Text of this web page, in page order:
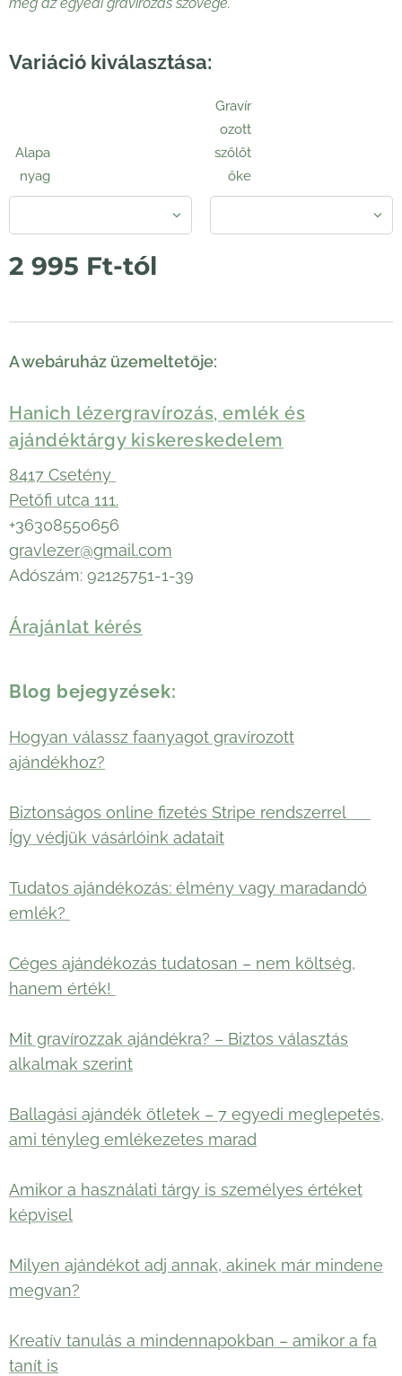
Variáció kiválasztása:
Alapa
nyag
Gravír
ozott
szőlőt
őke
2 995 Ft-tól
A webáruház üzemeltetője:
Hanich lézergravírozás, emlék és
ajándéktárgy kiskereskedelem
8417 Csetény
Petőfi utca 111.
+36308550656
gravlezer@gmail.com
Adószám: 92125751-1-39
Árajánlat kérés
Blog bejegyzések:
Hogyan válassz faanyagot gravírozott
ajándékhoz?
Biztonságos online fizetés Stripe rendszerrel 🛡️
Így védjük vásárlóink adatait
Tudatos ajándékozás: élmény vagy maradandó
emlék?
Céges ajándékozás tudatosan – nem költség,
hanem érték!
Mit gravírozzak ajándékra? – Biztos választás
alkalmak szerint
Ballagási ajándék ötletek – 7 egyedi meglepetés,
ami tényleg emlékezetes marad
Amikor a használati tárgy is személyes értéket
képvisel
Milyen ajándékot adj annak, akinek már mindene
megvan?
Kreatív tanulás a mindennapokban – amikor a fa
tanít is